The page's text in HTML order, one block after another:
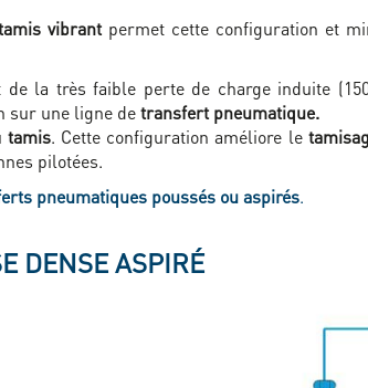
vibrant permet cette configuration et
la très faible perte de charge induite
sur une ligne detransfert pneumatique.
tamis. Cette configuration améliore le
pilotées.
pneumatiques poussés ou aspirés.
DENSE ASPIRÉ